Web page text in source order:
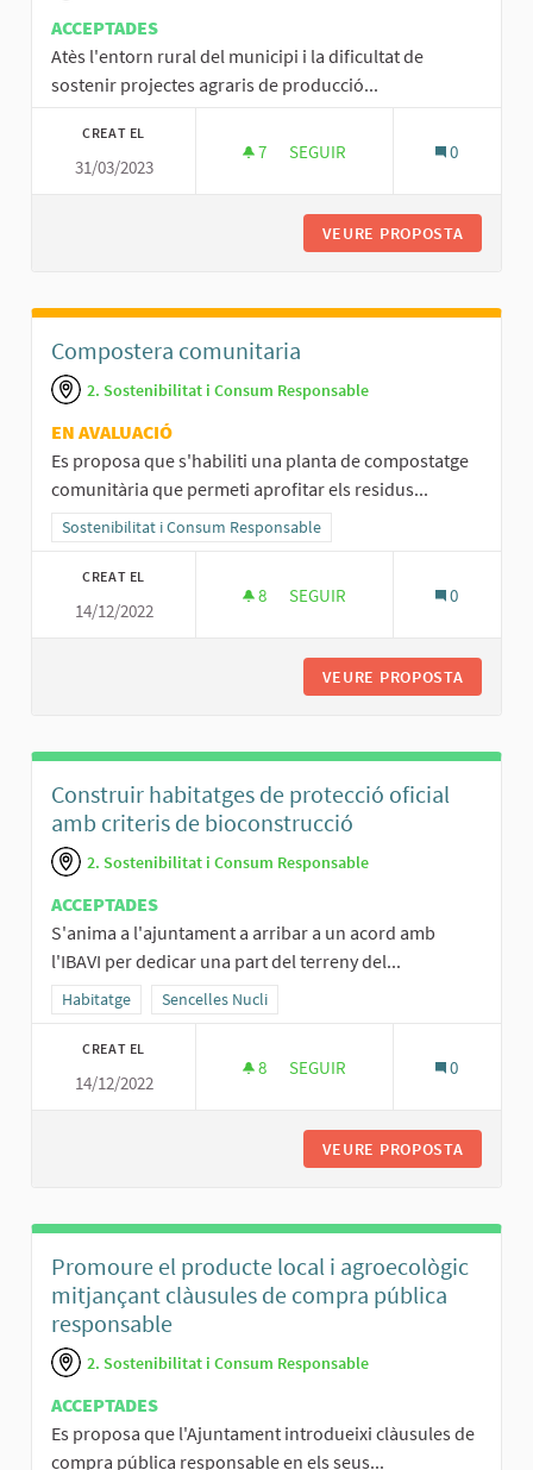
ACCEPTADES
Atès l'entorn rural del municipi i la dificultat de
sostenir projectes agraris de producció...
CREAT EL
31/03/2023
7 7 SEGUIDORES
SEGUIR 0
VEURE PROPOSTA
Compostera comunitaria
2. Sostenibilitat i Consum Responsable
EN AVALUACIÓ
Es proposa que s'habiliti una planta de compostatge
comunitària que permeti aprofitar els residus...
Resultats al filtrar per la categoria: Sostenibilitat i Consum
Sostenibilitat i Consum Responsable
CREAT EL
14/12/2022
8 8 SEGUIDORES
SEGUIR 0
VEURE PROPOSTA
Construir habitatges de protecció oficial
amb criteris de bioconstrucció
2. Sostenibilitat i Consum Responsable
ACCEPTADES
S'anima a l'ajuntament a arribar a un acord amb
l'IBAVI per dedicar una part del terreny del...
Resultats al filtrar per la categoria: Habitatge
Habitatge Resultats al filtrar per l'àmbit: Sencelles Nucli
Sencelles Nucli
CREAT EL
14/12/2022
8 8 SEGUIDORES
SEGUIR 0
VEURE PROPOSTA
Promoure el producte local i agroecològic
mitjançant clàusules de compra pública
responsable
2. Sostenibilitat i Consum Responsable
ACCEPTADES
Es proposa que l'Ajuntament introdueixi clàusules de
compra pública responsable en els seus...